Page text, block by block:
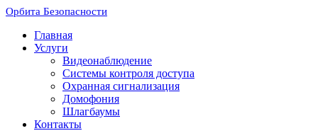
Орбита Безопасности
Главная
Услуги
Видеонаблюдение
Системы контроля доступа
Охранная сигнализация
Домофония
Шлагбаумы
Контакты